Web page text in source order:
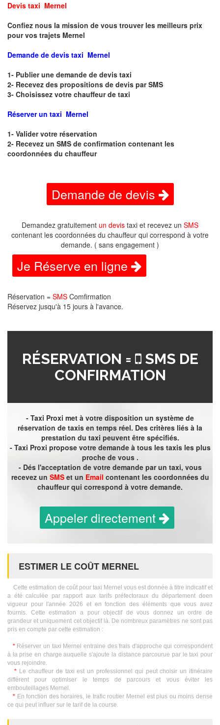
Devis taxi Mernel
Confiez nous la mission de vous trouver les meilleurs prix
pour vos trajets Mernel
Demande de devis taxi Mernel
1- Publier une demande de devis taxi
2- Recevez des propositions de devis par SMS
3- Choisissez votre chauffeur de taxi
Réserver un taxi Mernel
1- Valider votre réservation
2- Recevez un SMS de confirmation contenant les
coordonnées du chauffeur
Demande de devis
Demandez gratuitement un devis taxi et recevez un SMS
contenant les coordonnées du chauffeur qui correspond à votre
demande. ( sans engagement )
Je Réserve en ligne
Réservation = SMS Comfirmation
Réservez jusqu'à 15 jours à l'avance.
RÉSERVATION =
SMS DE
CONFIRMATION
- Taxi Proxi met à votre disposition un système de
réservation de taxis en temps réel. Des critères liés à la
prestation du taxi peuvent être spécifiés.
- Taxi Proxi propose votre demande à tous les taxis les plus
proche de vous .
- Dés l'acceptation de votre demande par un taxi, vous
recevez un SMSet un Email contenant les coordonnées du
chauffeur qui correspond à votre demande.
Appeler directement
ESTIMER LE COÛT MERNEL
Cette estimation de coût pour taxi Mernel vous est donnée à titre indicatif et
a été calculée par rapport aux tarifs préfectoraux du département deen
vigueur pour l'année 2026 et en fonction des éléments que vous avez
fournis. Cette estimation a pour objectif de vous donnez un ordre de
grandeur et uniquement cet objectif là. De nombreux paramètres ne sont pas
pris en compte par cette estimation :
*Réserver un taxi Mernel entraine des frais d'approche qui correspondent
à la prise en charge auquelle s'ajoute la distance parcourue par le taxi pour
vous rejoindre.
* Le chauffeur de taxi est un professionnel qui peut choisir un itinéraire
différent pour optimiser le temps de parcours et vous éviter les
embouteillages Mernel.
*En fonction des horaires, le trafic routier Mernel est plus ou moins dense
ce qui peut influer sur le tarif de la course.